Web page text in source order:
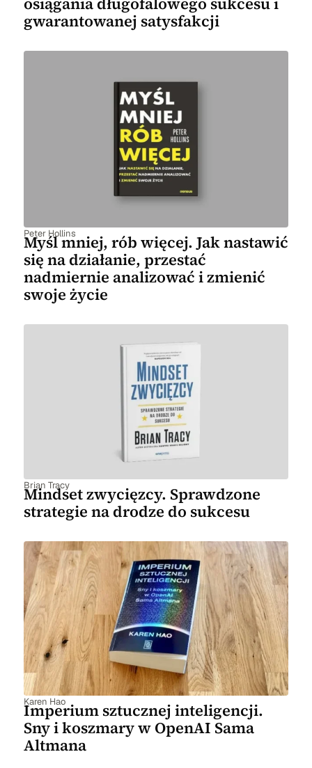
gwarantowanej satysfakcji
Peter Hollins
Myśl mniej, rób więcej. Jak nastawić
się na działanie, przestać
nadmiernie analizować i zmienić
swoje życie
Brian Tracy
Mindset zwycięzcy. Sprawdzone
strategie na drodze do sukcesu
Karen Hao
Imperium sztucznej inteligencji.
Sny i koszmary w OpenAI Sama
Altmana